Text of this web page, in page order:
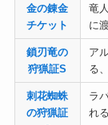
金の錬金
チケット
竜
に
鎖刃竜の
狩猟証S
ア
る
刺花蜘蛛
の狩猟証
ラ
れ